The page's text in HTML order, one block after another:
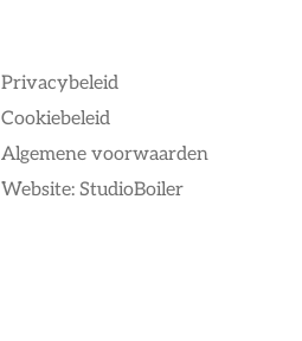
Privacybeleid
Cookiebeleid
Algemene voorwaarden
Website: StudioBoiler